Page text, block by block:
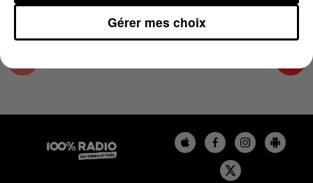
Gérer mes choix